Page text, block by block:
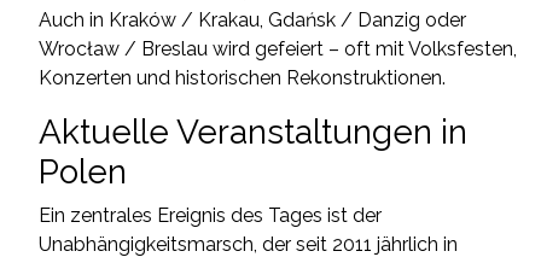
Auch in Kraków / Krakau, Gdańsk / Danzig oder
Wrocław / Breslau wird gefeiert – oft mit Volksfesten,
Konzerten und historischen Rekonstruktionen.
Aktuelle Veranstaltungen in
Polen
Ein zentrales Ereignis des Tages ist der
Unabhängigkeitsmarsch, der seit 2011 jährlich in